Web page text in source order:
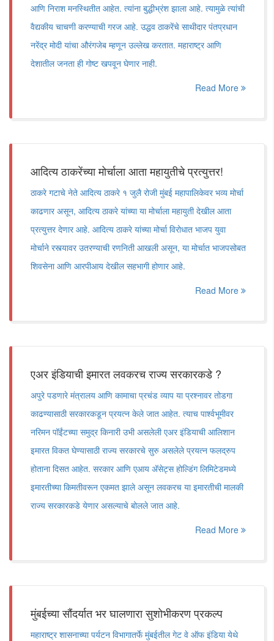
आणि निराश मनस्थितीत आहेत. त्यांना बुद्धीभ्रंश झाला आहे. त्यामुळे त्यांची
वैद्यकीय चाचणी करण्याची गरज आहे. उद्धव ठाकरेंचे साथीदार पंतप्रधान
नरेंद्र मोदी यांचा औरंगजेब म्हणून उल्लेख करतात. महाराष्ट्र आणि
देशातील जनता ही गोष्ट खपवून घेणार नाही.
Read More
आदित्य ठाकरेंच्या मोर्चाला आता महायुतीचे प्रत्युत्तर!
ठाकरे गटाचे नेते आदित्य ठाकरे १ जुलै रोजी मुंबई महापालिकेवर भव्य मोर्चा
काढणार असून, आदित्य ठाकरे यांच्या या मोर्चाला महायुती देखील आता
प्रत्युत्तर देणार आहे. आदित्य ठाकरे यांच्या मोर्चा विरोधात भाजप युवा
मोर्चाने रस्त्यावर उतरण्याची रणनिती आखली असून, या मोर्चात भाजपसोबत
शिवसेना आणि आरपीआय देखील सहभागी होणार आहे.
Read More
एअर इंडियाची इमारत लवकरच राज्य सरकारकडे ?
अपुरे पडणारे मंत्रालय आणि कामाचा प्रचंड व्याप या प्रश्नावर तोडगा
काढण्यासाठी सरकारकडून प्रयत्न केले जात आहेत. त्याच पार्श्वभूमीवर
नरिमन पॉईंटच्या समुद्र किनारी उभी असलेली एअर इंडियाची आलिशान
इमारत विकत घेण्यासाठी राज्य सरकारचे सुरु असलेले प्रयत्न फलद्रुप
होताना दिसत आहेत. सरकार आणि एआय अ‍ॅसेट्स होल्डिंग लिमिटेडमध्ये
इमारतीच्या किमतीवरून एकमत झाले असून लवकरच या इमारतीची मालकी
राज्य सरकारकडे येणार असल्याचे बोलले जात आहे.
Read More
मुंबईच्या सौंदर्यात भर घालणारा सुशोभीकरण प्रकल्प
महाराष्ट्र शासनाच्या पर्यटन विभागातर्फे मुंबईतील गेट वे ऑफ इंडिया येथे